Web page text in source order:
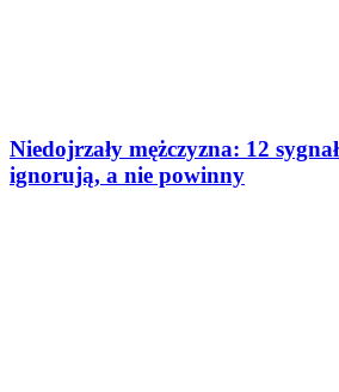
Niedojrzały mężczyzna: 12
ignorują, a nie powinny